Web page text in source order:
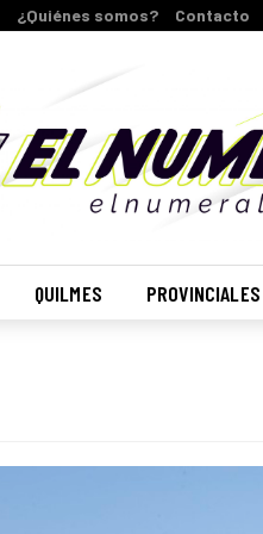
¿Quiénes somos? Contacto
QUILMES PROVINCIALES